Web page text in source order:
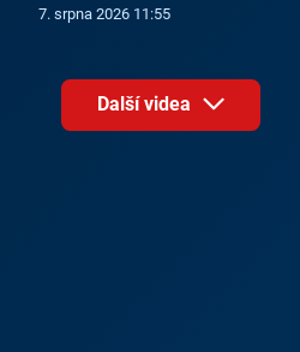
7. srpna 2026 11:55
Další videa